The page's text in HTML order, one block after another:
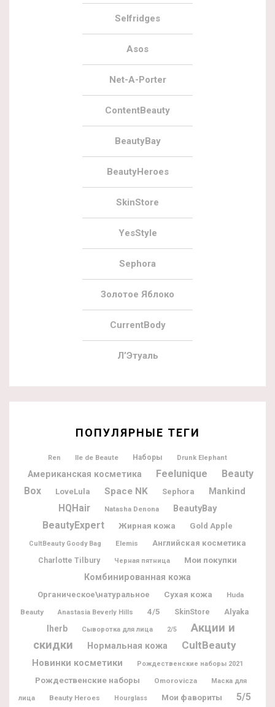
Selfridges
Asos
Net-A-Porter
ContentBeauty
BeautyBay
BeautyHeroes
SkinStore
YesStyle
Sephora
Золотое Яблоко
CurrentBody
Л’Этуаль
ПОПУЛЯРНЫЕ ТЕГИ
Ren Ile de Beaute Наборы Drunk Elephant
Американская косметика Feelunique
Beauty
Box
LoveLula Space NK Sephora Mankind
HQHair Natasha Denona BeautyBay
BeautyExpert Жирная кожа Gold Apple
CultBeauty Goody Bag Elemis
Английская косметика
Charlotte Tilbury
Черная пятница
Мои покупки
Комбинированная кожа
Органическое\натуральное Сухая кожа
Huda
Beauty
Anastasia Beverly Hills 4/5 SkinStore Alyaka
Iherb Сыворотка для лица 2/5
Акции и
скидки
Нормальная кожа CultBeauty
Новинки косметики Рождественские наборы 2021
Рождественские наборы Omorovicza Маска для
лица Beauty Heroes Hourglass Мои фавориты 5/5